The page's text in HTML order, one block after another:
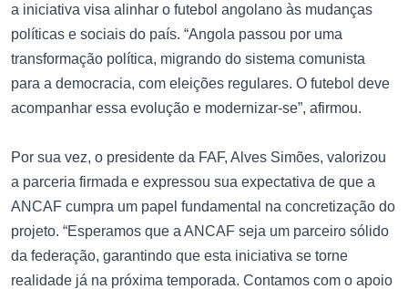
a iniciativa visa alinhar o futebol angolano às mudanças
políticas e sociais do país. “Angola passou por uma
transformação política, migrando do sistema comunista
para a democracia, com eleições regulares. O futebol deve
acompanhar essa evolução e modernizar-se”, afirmou.
Por sua vez, o presidente da FAF, Alves Simões, valorizou
a parceria firmada e expressou sua expectativa de que a
ANCAF cumpra um papel fundamental na concretização do
projeto. “Esperamos que a ANCAF seja um parceiro sólido
da federação, garantindo que esta iniciativa se torne
realidade já na próxima temporada. Contamos com o apoio